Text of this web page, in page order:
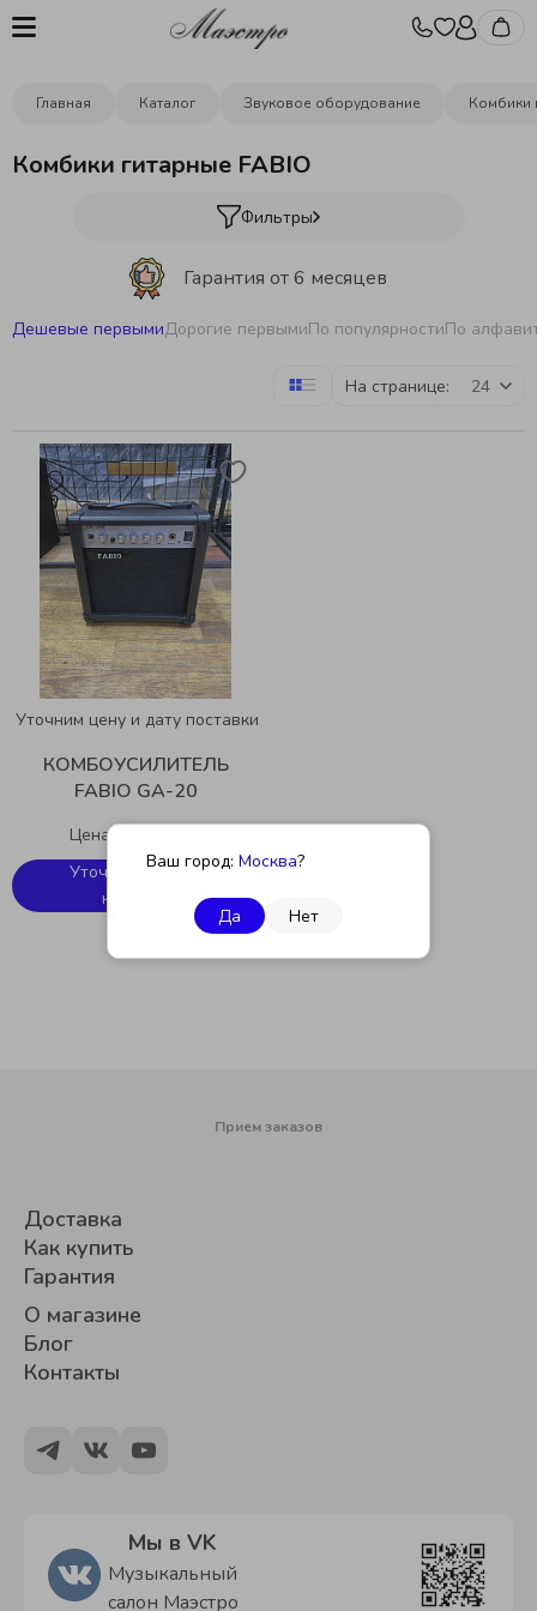
Ваш город: Москва?
Да Нет
Главная Каталог Звуковое оборудование Комбики
Комбики гитарные FABIO
Фильтры
Гарантия от 6 месяцев
от 10000р.
Дешевые первымиДорогие первымиПо популярностиПо
На странице:
Уточним цену и дату поставки
КОМБОУСИЛИТЕЛЬ
FABIO GA-20
Цена по запросу
Уточнить цену и
наличие
Доставка
Как купить
Гарантия
О магазине
Блог
Контакты
Прием заказов
Мы в VK
Музыкальный
салон Маэстро